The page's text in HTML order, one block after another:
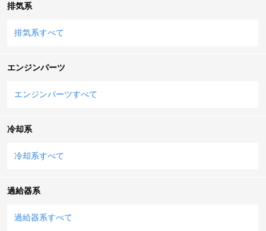
排気系
排気系すべて
エンジンパーツ
エンジンパーツすべて
冷却系
冷却系すべて
過給器系
過給器系すべて